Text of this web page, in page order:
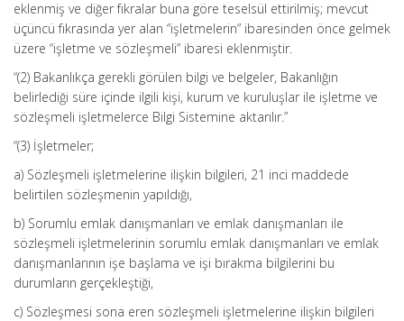
eklenmiş ve diğer fıkralar buna göre teselsül ettirilmiş; mevcut
üçüncü fıkrasında yer alan “işletmelerin” ibaresinden önce gelmek
üzere “işletme ve sözleşmeli” ibaresi eklenmiştir.
“(2) Bakanlıkça gerekli görülen bilgi ve belgeler, Bakanlığın
belirlediği süre içinde ilgili kişi, kurum ve kuruluşlar ile işletme ve
sözleşmeli işletmelerce Bilgi Sistemine aktarılır.”
“(3) İşletmeler;
a) Sözleşmeli işletmelerine ilişkin bilgileri, 21 inci maddede
belirtilen sözleşmenin yapıldığı,
b) Sorumlu emlak danışmanları ve emlak danışmanları ile
sözleşmeli işletmelerinin sorumlu emlak danışmanları ve emlak
danışmanlarının işe başlama ve işi bırakma bilgilerini bu
durumların gerçekleştiği,
c) Sözleşmesi sona eren sözleşmeli işletmelerine ilişkin bilgileri